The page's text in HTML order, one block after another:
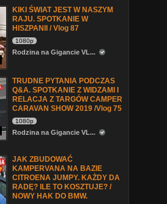
KIKI ŚWIAT JEST W NASZYM
RAJU. SPOTKANIE W
HISZPANII / Vlog 87
1080p
Rodzina na Gigancie VL...
TRUDNE PYTANIA PODCZAS
Q&A. SPOTKANIE Z WIDZAMI I
RELACJA Z TARGÓW CAMPER
CARAVAN SHOW 2019 /Vlog 75
1080p
Rodzina na Gigancie VL...
JAK ZBUDOWAĆ
KAMPERVANA NA BAZIE
CITROENA JUMPY. KAŻDY DA
RADĘ? ILE TO KOSZTUJE? /
NOWY HAK DO BMW.